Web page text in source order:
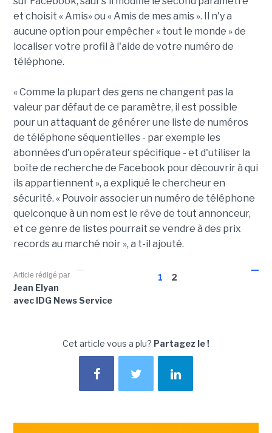
et choisit « Amis» ou « Amis de mes amis ». Il n'y a
aucune option pour empêcher « tout le monde » de
localiser votre profil à l'aide de votre numéro de
téléphone.
« Comme la plupart des gens ne changent pas la
valeur par défaut de ce paramètre, il est possible
pour un attaquant de générer une liste de numéros
de téléphone séquentielles - par exemple les
abonnées d'un opérateur spécifique - et d'utiliser la
boîte de recherche de Facebook pour découvrir à qui
ils appartiennent », a expliqué le chercheur en
sécurité. « Pouvoir associer un numéro de téléphone
quelconque à un nom est le rêve de tout annonceur,
et ce genre de listes pourrait se vendre à des prix
records au marché noir », a t-il ajouté.
1 2
Article rédigé par
Jean Elyan
avec IDG News Service
Cet article vous a plu? Partagez le !